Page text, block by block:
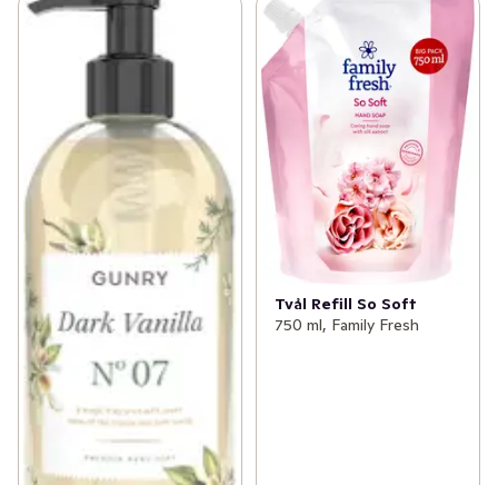
Tvål Refill So Soft
750 ml, Family Fresh